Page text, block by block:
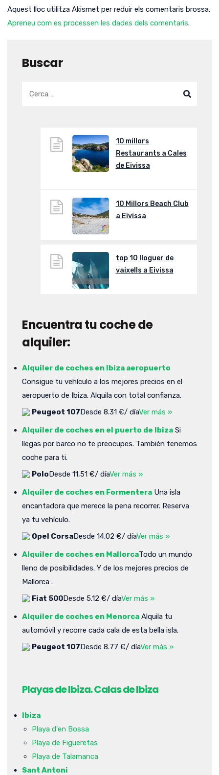
Aquest lloc utilitza Akismet per reduir els comentaris brossa.
Apreneu com es processen les dades dels comentaris.
Buscar
10 millors
Restaurants a Cales
de Eivissa
10 Millors Beach Club
a Eivissa
top 10 lloguer de
vaixells a Eivissa
Encuentra tu coche de
alquiler:
Alquiler de coches en Ibiza aeropuerto
Consigue tu vehículo a los mejores precios en el
aeropuerto de Ibiza. Alquila con total confianza.
Peugeot 107Desde 8.31 €/ díaVer más »
Alquiler de coches en el puerto de Ibiza Si
llegas por barco no te preocupes. También tenemos
coche para ti.
PoloDesde 11,51 €/ díaVer más »
Alquiler de coches en Formentera Una isla
encantadora que merece la pena recorrer. Reserva
ya tu vehículo.
Opel CorsaDesde 14.02 €/ díaVer más »
Alquiler de coches en MallorcaTodo un mundo
lleno de posibilidades. Y de los mejores precios de
Mallorca .
Fiat 500Desde 5.12 €/ díaVer más »
Alquiler de coches en Menorca Alquila tu
automóvil y recorre cada cala de esta bella isla.
Peugeot 107Desde 8.77 €/ díaVer más »
Playas de Ibiza. Calas de Ibiza
Ibiza
Playa d'en Bossa
Playa de Figueretas
Playa de Talamanca
Sant Antoni